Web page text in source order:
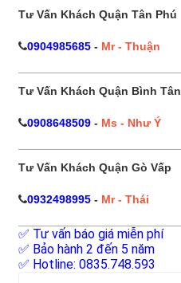
Tư Vấn Khách Quận Tân Phú
0904985685 - Mr - Thuận
Tư Vấn Khách Quận Bình Tân
0908648509 - Ms - Như Ý
Tư Vấn Khách Quận Gò Vấp
0932498995 - Mr - Thái
✅ Tư vấn báo giá miễn phí
✅ Bảo hành 2 đến 5 năm
✅ Hotline: 0835.748.593